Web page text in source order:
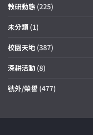
教研動態 (225)
未分類 (1)
校園天地 (387)
深耕活動 (8)
號外/榮譽 (477)